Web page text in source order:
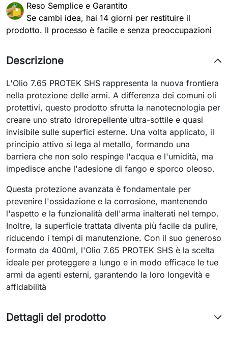
Reso Semplice e Garantito
Se cambi idea, hai 14 giorni per restituire il
prodotto. Il processo è facile e senza preoccupazioni
Descrizione
L'Olio 7.65 PROTEK SHS rappresenta la nuova frontiera
nella protezione delle armi. A differenza dei comuni oli
protettivi, questo prodotto sfrutta la nanotecnologia per
creare uno strato idrorepellente ultra-sottile e quasi
invisibile sulle superfici esterne. Una volta applicato, il
principio attivo si lega al metallo, formando una
barriera che non solo respinge l'acqua e l'umidità, ma
impedisce anche l'adesione di fango e sporco oleoso.
Questa protezione avanzata è fondamentale per
prevenire l'ossidazione e la corrosione, mantenendo
l'aspetto e la funzionalità dell'arma inalterati nel tempo.
Inoltre, la superficie trattata diventa più facile da pulire,
riducendo i tempi di manutenzione. Con il suo generoso
formato da 400ml, l'Olio 7.65 PROTEK SHS è la scelta
ideale per proteggere a lungo e in modo efficace le tue
armi da agenti esterni, garantendo la loro longevità e
affidabilità
Dettagli del prodotto